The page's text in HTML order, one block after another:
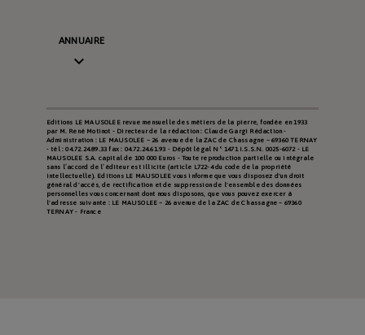
ANNUAIRE

Editions LE MAUSOLEE revue mensuelle des métiers de la pierre, fondée en 1933
par M. René Motinot - Directeur de la rédaction : Claude Gargi Rédaction -
Administration : LE MAUSOLEE – 26 avenue de la ZAC de Chassagne – 69360 TERNAY
- tél : 04.72.24.89.33 fax : 04.72.24.61.93 - Dépôt légal N° 1471 I.S.S.N. 0025-6072 - LE
MAUSOLEE S.A. capital de 100 000 Euros - Toute reproduction partielle ou intégrale
sans l’accord de l’éditeur est illicite (article L722-4 du code de la propriété
intellectuelle). Editions LE MAUSOLEE vous informe que vous disposez d'un droit
général d'accès, de rectification et de suppression de l'ensemble des données
personnelles vous concernant dont nous disposons, que vous pouvez exercer à
l'adresse suivante : LE MAUSOLEE – 26 avenue de la ZAC de Chassagne – 69360
TERNAY - France